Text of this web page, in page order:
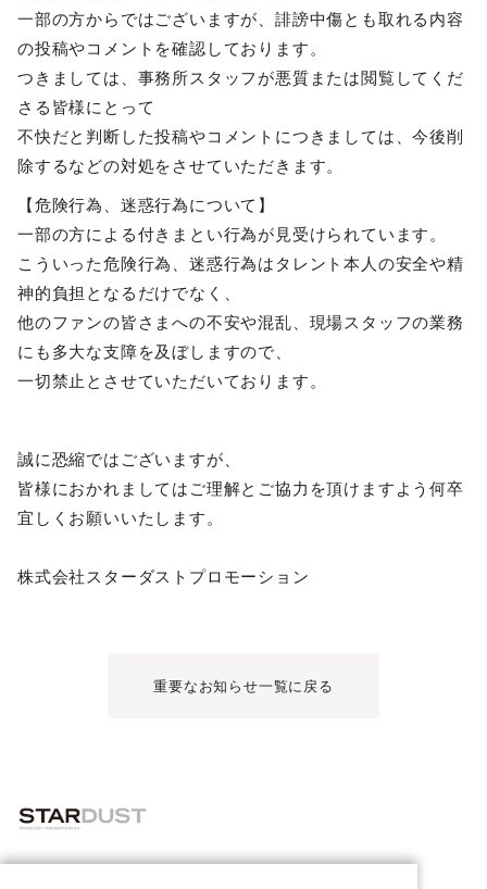
一部の方からではございますが、誹謗中傷とも取れる内容
の投稿やコメントを確認しております。
つきましては、事務所スタッフが悪質または閲覧してくだ
さる皆様にとって
不快だと判断した投稿やコメントにつきましては、今後削
除するなどの対処をさせていただきます。
【危険行為、迷惑行為について】
一部の方による付きまとい行為が見受けられています。
こういった危険行為、迷惑行為はタレント本人の安全や精
神的負担となるだけでなく、
他のファンの皆さまへの不安や混乱、現場スタッフの業務
にも多大な支障を及ぼしますので、
一切禁止とさせていただいております。
誠に恐縮ではございますが、
皆様におかれましてはご理解とご協力を頂けますよう何卒
宜しくお願いいたします。
株式会社スターダストプロモーション
重要なお知らせ一覧に戻る